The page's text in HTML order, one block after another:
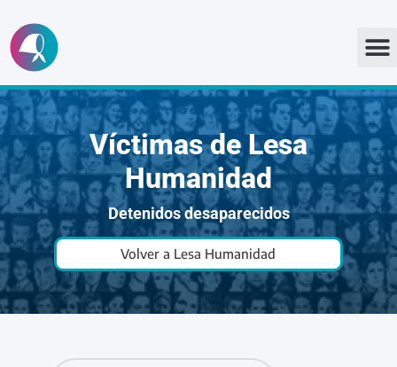
Ir
al
contenido
Víctimas de Lesa
Humanidad
Detenidos desaparecidos
Volver a Lesa Humanidad